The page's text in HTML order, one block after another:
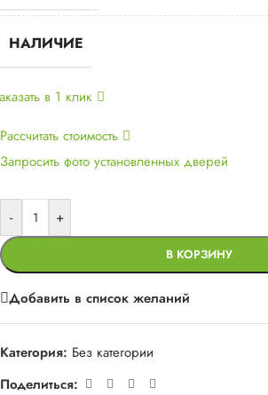
НАЛИЧИЕ
в 1 клик
Рассчитать стоимость
Запросить фото установленных дверей
- +
В КОРЗИНУ
Добавить в список желаний
Категория: Без категории
Поделиться: